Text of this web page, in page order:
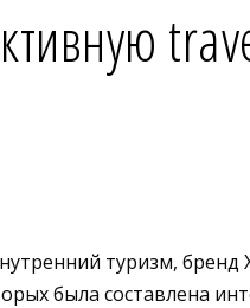
туризм, бренд
была составлена